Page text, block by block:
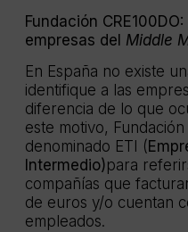
Fundación
empresas del Middle
En España no existe
identifique a las
diferencia de lo que
este motivo, Fundación
denominado ETI (
Intermedio)para
compañías que
de euros y/o cuentan
empleados.